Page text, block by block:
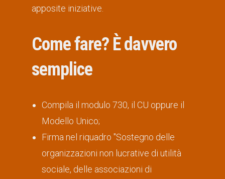
apposite iniziative.
Come fare? È davvero
semplice
Compila il modulo 730, il CU oppure il
Modello Unico;
Firma nel riquadro "Sostegno delle
organizzazioni non lucrative di utilità
sociale, delle associazioni di